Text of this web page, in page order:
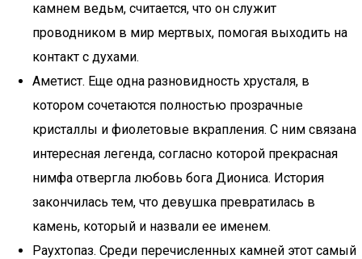
камнем ведьм, считается, что он служит
проводником в мир мертвых, помогая выходить на
контакт с духами.
Аметист. Еще одна разновидность хрусталя, в
котором сочетаются полностью прозрачные
кристаллы и фиолетовые вкрапления. С ним связана
интересная легенда, согласно которой прекрасная
нимфа отвергла любовь бога Диониса. История
закончилась тем, что девушка превратилась в
камень, который и назвали ее именем.
Раухтопаз. Среди перечисленных камней этот самый